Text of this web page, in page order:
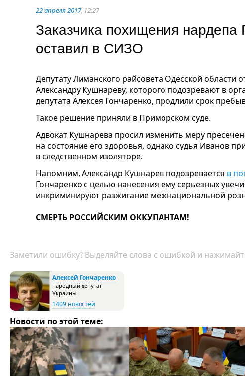
22 апреля 2017, 12:27
Заказчика похищения нардепа
оставил в СИЗО
Депутату Лиманского райсовета Одесской области
Александру Кушнареву, которого подозревают в
депутата Алексея Гончаренко, продлили срок
Такое решение приняли в Приморском суде.
Адвокат Кушнарева просил изменить меру
на состояние его здоровья, однако судья Иванов
в следственном изоляторе.
Напомним, Александр Кушнарев подозревается в
Гончаренко с целью нанесения ему серьезных
инкриминируют разжигание межнациональной
СМЕРТЬ РОССИЙСКИМ ОККУПАНТАМ!
Заметили ошибку? Выделяйте слова с ошибкой и
Алексей Гончаренко
народный депутат
Украины
1409 новостей
Новости по этой теме: